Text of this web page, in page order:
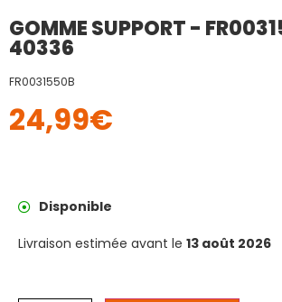
GOMME SUPPORT -
40336
FR0031550B
24,99€
Disponible
Livraison estimée avant le 13 août 2026